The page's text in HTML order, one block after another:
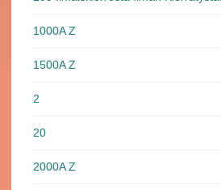
1000A Z
1500A Z
2
20
2000A Z